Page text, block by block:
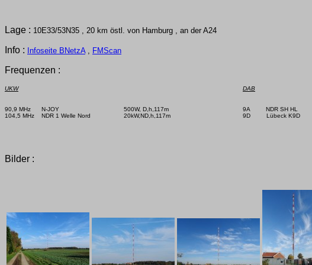
Lage : 10E33/53N35 , 20 km östl. von Hamburg , an der A24
Info : Infoseite BNetzA, FMScan
Frequenzen :
UKW
90,9 MHz      N-JOY
104,5 MHz    NDR 1 Welle Nord
500W, D,h,117m
20kW,ND,h,117m
DAB
9A         NDR SH HL
9D         Lübeck K9D
Bilder :